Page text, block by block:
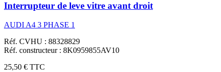
Interrupteur de leve vitre avant droit
AUDI A4 3 PHASE 1
Réf. CVHU : 88328829
Réf. constructeur : 8K0959855AV10
25,50 € TTC